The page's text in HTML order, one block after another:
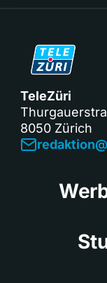
TeleZüri
8050 Zürich